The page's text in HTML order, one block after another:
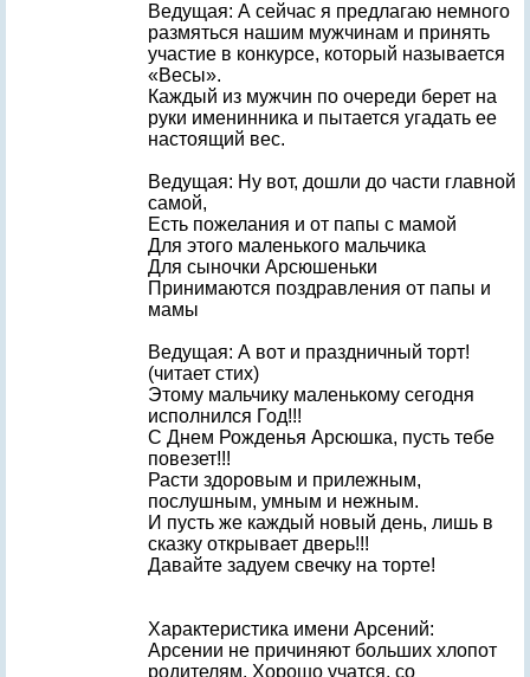
Ведущая: А сейчас я предлагаю немного
размяться нашим мужчинам и принять
участие в конкурсе, который называется
«Весы».
Каждый из мужчин по очереди берет на
руки именинника и пытается угадать ее
настоящий вес.
Ведущая: Ну вот, дошли до части главной
самой,
Есть пожелания и от папы с мамой
Для этого маленького мальчика
Для сыночки Арсюшеньки
Принимаются поздравления от папы и
мамы
Ведущая: А вот и праздничный торт!
(читает стих)
Этому мальчику маленькому сегодня
исполнился Год!!!
С Днем Рожденья Арсюшка, пусть тебе
повезет!!!
Расти здоровым и прилежным,
послушным, умным и нежным.
И пусть же каждый новый день, лишь в
сказку открывает дверь!!!
Давайте задуем свечку на торте!
Характеристика имени Арсений:
Арсении не причиняют больших хлопот
родителям. Хорошо учатся, со